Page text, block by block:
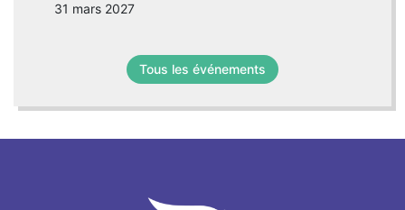
31 mars 2027
Tous les événements